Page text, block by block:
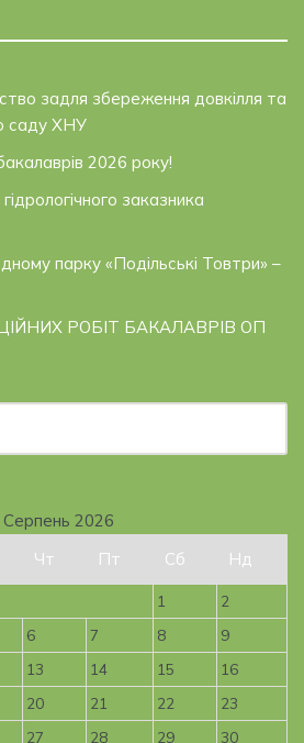
задля збереження довкілля та
саду ХНУ
2026 року!
заказника
парку «Подільські Товтри» –
РОБІТ БАКАЛАВРІВ ОП
Серпень 2026
Чт Пт Сб Нд
1
2
6 7 8
9
13 14 15
16
20 21 22
23
27 28 29 30